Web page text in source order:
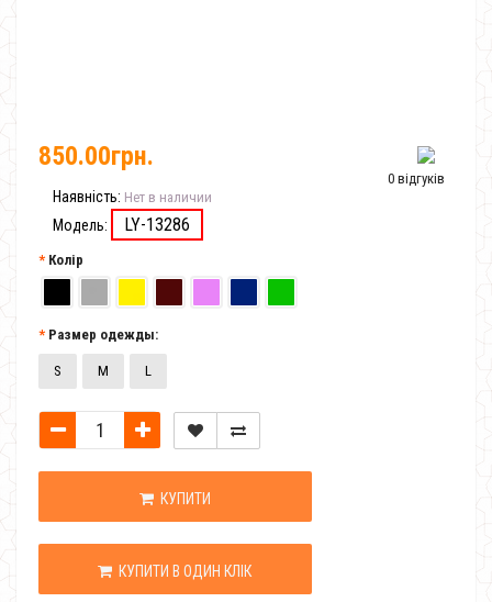
0 відгуків
850.00грн.
Наявність: Нет в наличии
Модель: LY-13286
Колір
Размер одежды:
S M L
КУПИТИ
КУПИТИ В ОДИН КЛІК